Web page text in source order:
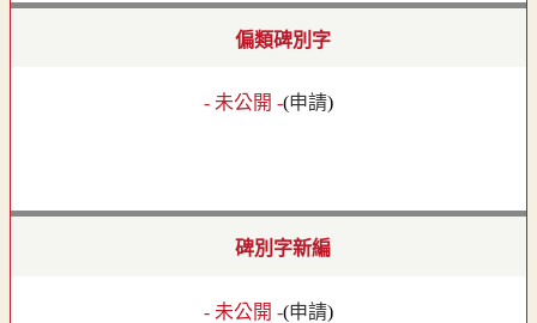
偏類碑別字
- 未公開 -(申請)
碑別字新編
- 未公開 -(申請)